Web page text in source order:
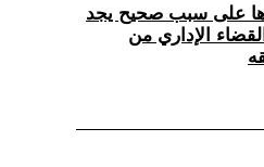
على سبب صحیح یجد
الإداري من